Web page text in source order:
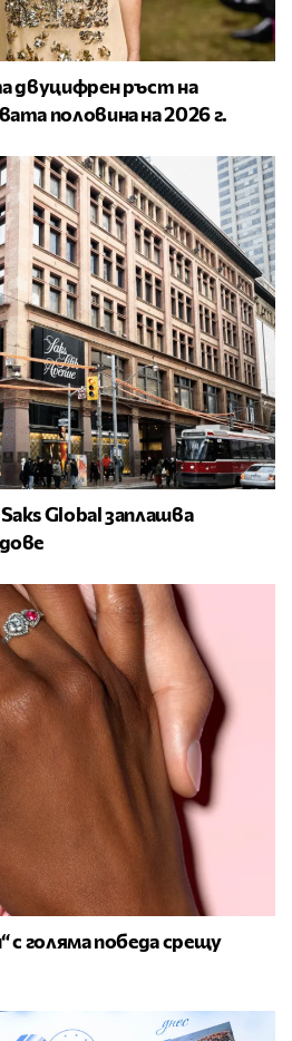
двуцифрен ръст на
половина на 2026 г.
Global заплашва
с голяма победа срещу